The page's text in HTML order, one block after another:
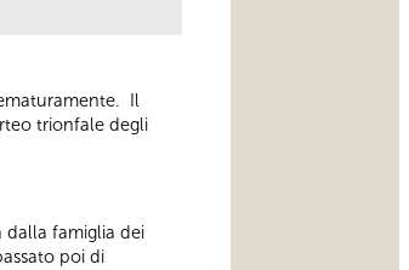
Il
trionfale degli
dalla famiglia dei
poi di